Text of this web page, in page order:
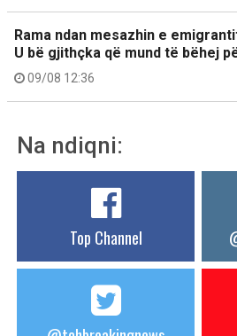
Rama ndan mesazhin e
U bë gjithçka që mund të bëhej
09/08 12:36
Na ndiqni:
Top Channel